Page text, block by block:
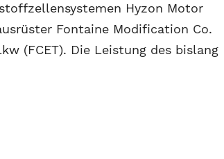
Hyzon Motor
Fontaine Modification Co.
(FCET). Die Leistung des bislang